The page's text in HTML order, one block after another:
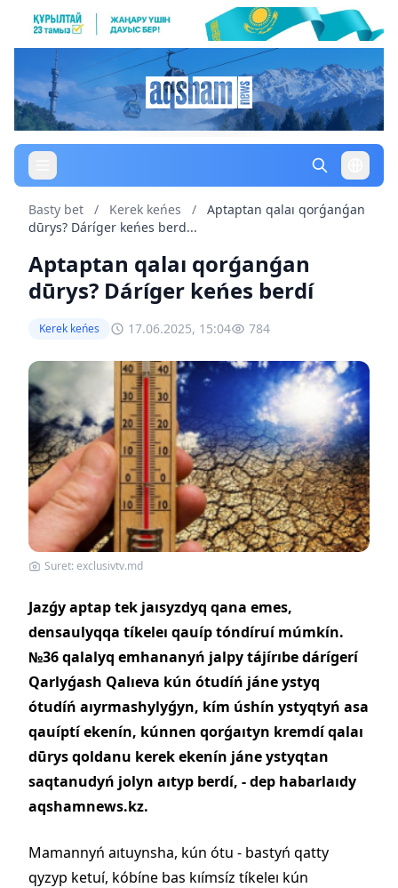
Basty bet / Kerek keńes /
Aptaptan qalaı qorǵanǵan
dūrys? Dáríger keńes berd...
Aptaptan qalaı qorǵanǵan
dūrys? Dáríger keńes berdí
Kerek keńes 17.06.2025, 15:04 784
Suret: exclusivtv.md
Jazǵy aptap tek jaısyzdyq qana emes,
densaulyqqa tíkeleı qauíp tóndíruí múmkín.
№36 qalalyq emhananyń jalpy tájírıbe dárígerí
Qarlyǵash Qalıeva kún ótudíń jáne ystyq
ótudíń aıyrmashylyǵyn, kím úshín ystyqtyń asa
qauíptí ekenín, kúnnen qorǵaıtyn kremdí qalaı
dūrys qoldanu kerek ekenín jáne ystyqtan
saqtanudyń jolyn aıtyp berdí, - dep habarlaıdy
aqshamnews.kz.
Mamannyń aıtuynsha, kún ótu - bastyń qatty
qyzyp ketuí, kóbíne bas kıímsíz tíkeleı kún